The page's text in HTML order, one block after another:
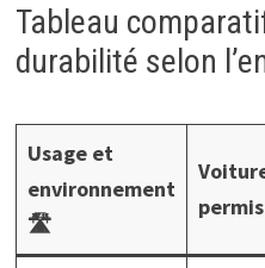
Tableau
durabilité selon
Usage et
environnement
🛣️